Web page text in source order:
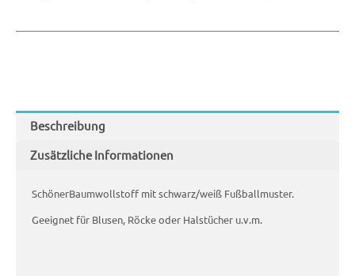
Beschreibung
Zusätzliche Informationen
SchönerBaumwollstoff mit schwarz/weiß Fußballmuster.
Geeignet für Blusen, Röcke oder Halstücher u.v.m.